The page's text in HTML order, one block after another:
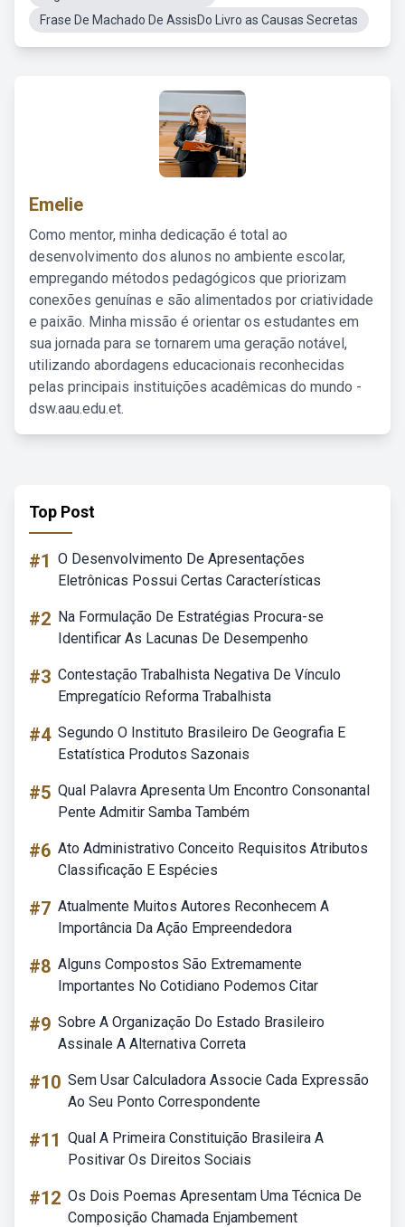
Frase De Machado De AssisDo Livro as Causas Secretas
Emelie
Como mentor, minha dedicação é total ao
desenvolvimento dos alunos no ambiente escolar,
empregando métodos pedagógicos que priorizam
conexões genuínas e são alimentados por criatividade
e paixão. Minha missão é orientar os estudantes em
sua jornada para se tornarem uma geração notável,
utilizando abordagens educacionais reconhecidas
pelas principais instituições acadêmicas do mundo -
dsw.aau.edu.et.
Top Post
#1 O Desenvolvimento De Apresentações
Eletrônicas Possui Certas Características
#2 Na Formulação De Estratégias Procura-se
Identificar As Lacunas De Desempenho
#3 Contestação Trabalhista Negativa De Vínculo
Empregatício Reforma Trabalhista
#4 Segundo O Instituto Brasileiro De Geografia E
Estatística Produtos Sazonais
#5 Qual Palavra Apresenta Um Encontro Consonantal
Pente Admitir Samba Também
#6 Ato Administrativo Conceito Requisitos Atributos
Classificação E Espécies
#7 Atualmente Muitos Autores Reconhecem A
Importância Da Ação Empreendedora
#8 Alguns Compostos São Extremamente
Importantes No Cotidiano Podemos Citar
#9 Sobre A Organização Do Estado Brasileiro
Assinale A Alternativa Correta
#10 Sem Usar Calculadora Associe Cada Expressão
Ao Seu Ponto Correspondente
#11 Qual A Primeira Constituição Brasileira A
Positivar Os Direitos Sociais
#12 Os Dois Poemas Apresentam Uma Técnica De
Composição Chamada Enjambement